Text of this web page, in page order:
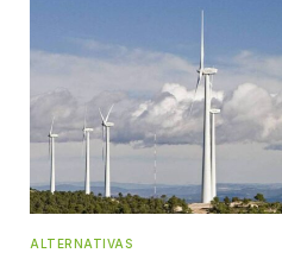
ALTERNATIVAS